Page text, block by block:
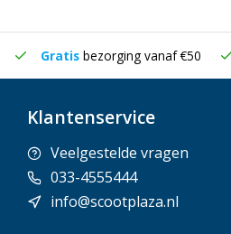
Gratis bezorging vanaf €50
Klantenservice
Veelgestelde vragen
033-4555444
info@scootplaza.nl